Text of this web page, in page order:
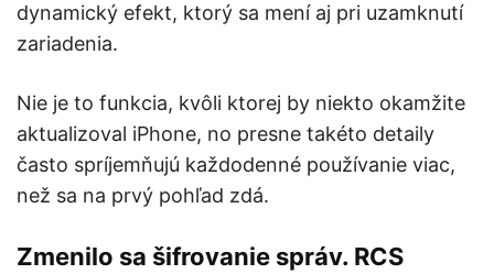
dynamický efekt, ktorý sa mení aj pri uzamknutí
zariadenia.
Nie je to funkcia, kvôli ktorej by niekto okamžite
aktualizoval iPhone, no presne takéto detaily
často spríjemňujú každodenné používanie viac,
než sa na prvý pohľad zdá.
Zmenilo sa šifrovanie správ. RCS